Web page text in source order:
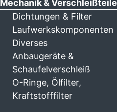
Mechanik & Verschleißteile
Dichtungen & Filter
Laufwerkskomponenten
Diverses
Anbaugeräte &
Schaufelverschleiß
O-Ringe, Ölfilter,
Kraftstofffilter